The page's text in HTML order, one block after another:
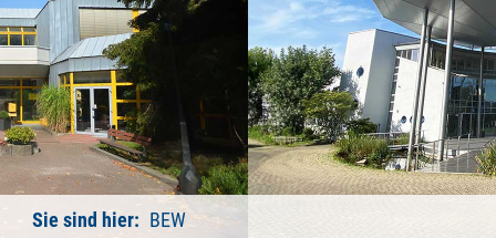
Sie sind hier: BEW